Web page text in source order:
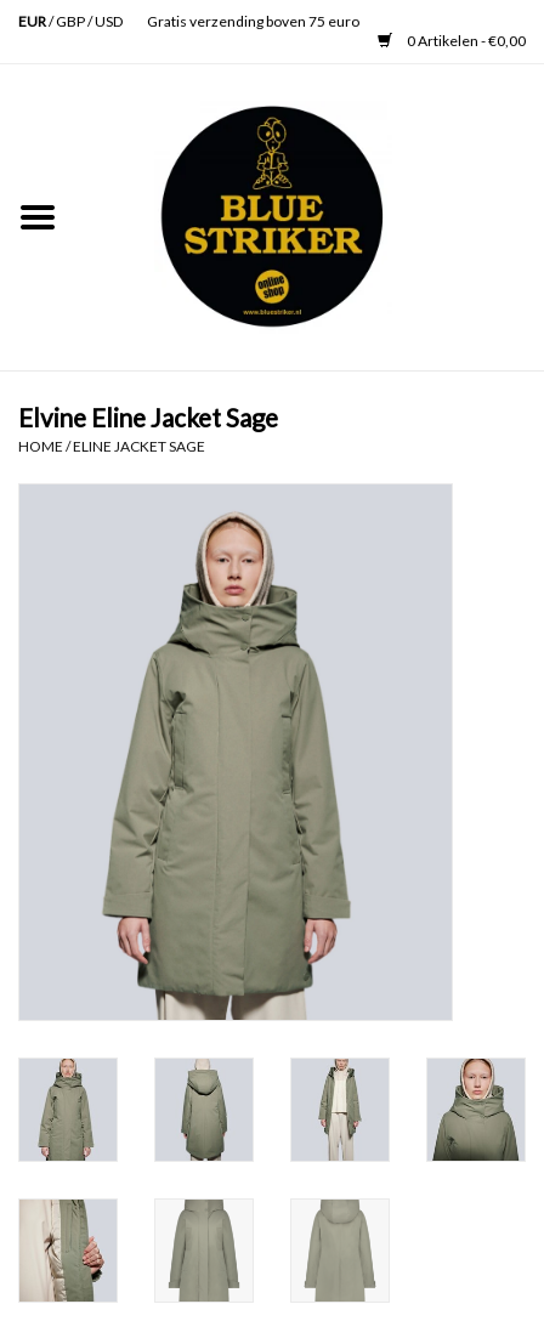
EUR/GBP/USD
Gratis verzending boven 75 euro
0 Artikelen - €0,00
Schoenen
Elvine Eline Jacket Sage
HOME /ELINE JACKET SAGE